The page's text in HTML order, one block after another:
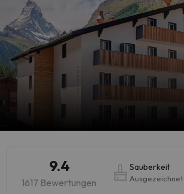
9.4
1617 Bewertungen
Sauberkeit
Ausgezeichnet